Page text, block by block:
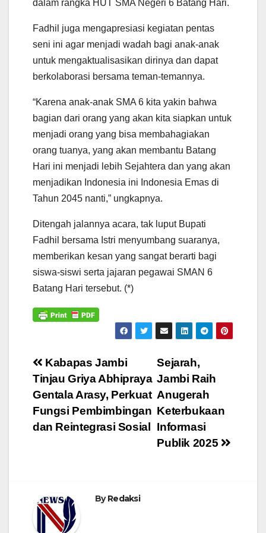
dalam rangka HUT SMA Negeri 6 Batang Hari.
Fadhil juga mengapresiasi kegiatan pentas
seni ini agar menjadi wadah bagi anak-anak
untuk mengaktualisasikan dirinya dan dapat
berkolaborasi bersama teman-temannya.
“Karena anak-anak SMA 6 kita yakin bahwa
bagian dari orang yang akan kita siapkan untuk
menjadi orang yang bisa membahagiakan
orang tuanya, yang akan membantu Batang
Hari ini menjadi lebih Sejahtera dan yang akan
menjadikan Indonesia ini Indonesia Emas di
Tahun 2045 nanti,” ungkapnya.
Ditengah jalannya acara, tak luput Bupati
Fadhil bersama Istri menyumbang suaranya,
memberikan kesan yang sangat berarti bagi
siswa-siswi serta jajaran pegawai SMAN 6
Batang Hari tersebut. (*)
Navigasi
pos
Sejarah,
Jambi Raih
Anugerah
Keterbukaan
Informasi
Publik 2025
Kabapas Jambi
Tinjau Griya Abhipraya
Gentala Arasy, Perkuat
Fungsi Pembimbingan
dan Reintegrasi Sosial
ByRedaksi